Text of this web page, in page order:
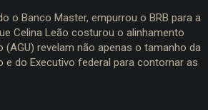
o Banco Master, empurrou o BRB para a
Celina Leão costurou o alinhamento
revelam não apenas o tamanho da
do Executivo federal para contornar as